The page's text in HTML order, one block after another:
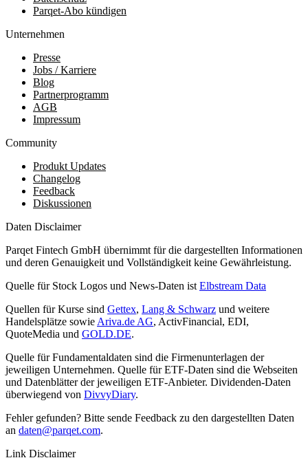
Parqet-Abo kündigen
Unternehmen
Presse
Jobs / Karriere
Blog
Partnerprogramm
AGB
Impressum
Community
Produkt Updates
Changelog
Feedback
Diskussionen
Daten Disclaimer
Parqet Fintech GmbH übernimmt für die dargestellten Informationen
und deren Genauigkeit und Vollständigkeit keine Gewährleistung.
Quelle für Stock Logos und News-Daten istElbstream Data
Quellen für Kurse sind Gettex, Lang & Schwarz und weitere
Handelsplätze sowieAriva.de AG, ActivFinancial, EDI,
QuoteMedia und GOLD.DE.
Quelle für Fundamentaldaten sind die Firmenunterlagen der
jeweiligen Unternehmen. Quelle für ETF-Daten sind die Webseiten
und Datenblätter der jeweiligen ETF-Anbieter. Dividenden-Daten
überwiegend von DivvyDiary.
Fehler gefunden? Bitte sende Feedback zu den dargestellten Daten
an daten@parqet.com.
Link Disclaimer